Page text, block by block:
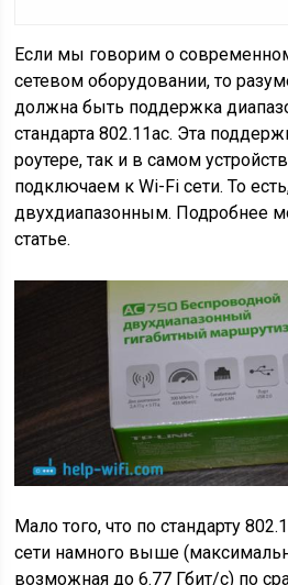
Если мы говорим о
сетевом оборудовании, то
должна быть поддержка
стандарта 802.11ac. Эта
роутере, так и в самом
подключаем к Wi-Fi сети. То
двухдиапазонным. Подробнее
статье.
Мало того, что по стандарту
сети намного выше
возможная до 6.77 Гбит/с) по